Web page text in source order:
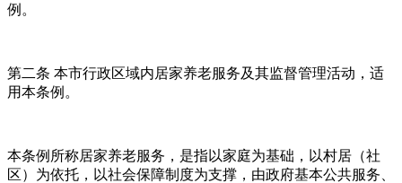
例。
第二条 本市行政区域内居家养老服务及其监督管理活动，适
用本条例。
本条例所称居家养老服务，是指以家庭为基础，以村居（社
区）为依托，以社会保障制度为支撑，由政府基本公共服务、